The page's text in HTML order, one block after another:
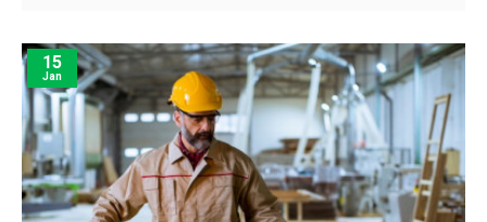
15
Jan